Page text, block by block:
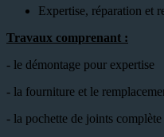
Expertise, réparation et
Travaux comprenant :
- le démontage pour expertise
- la fourniture et le
- la pochette de joints complète